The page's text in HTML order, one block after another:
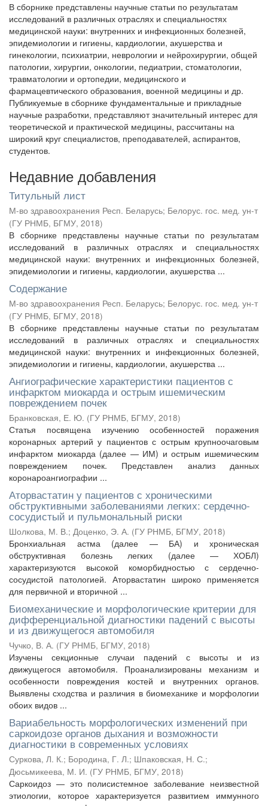
В сборнике представлены научные статьи по результатам
исследований в различных отраслях и специальностях
медицинской науки: внутренних и инфекционных болезней,
эпидемиологии и гигиены, кардиологии, акушерства и
гинекологии, психиатрии, неврологии и нейрохирургии, общей
патологии, хирургии, онкологии, педиатрии, стоматологии,
травматологии и ортопедии, медицинского и
фармацевтического образования, военной медицины и др.
Публикуемые в сборнике фундаментальные и прикладные
научные разработки, представляют значительный интерес для
теоретической и практической медицины, рассчитаны на
широкий круг специалистов, преподавателей, аспирантов,
студентов.
Недавние добавления
Титульный лист
М-во здравоохранения Респ. Беларусь; Белорус. гос. мед. ун-т
(ГУ РНМБ, БГМУ, 2018)
В сборнике представлены научные статьи по результатам
исследований в различных отраслях и специальностях
медицинской науки: внутренних и инфекционных болезней,
эпидемиологии и гигиены, кардиологии, акушерства ...
Содержание
М-во здравоохранения Респ. Беларусь; Белорус. гос. мед. ун-т
(ГУ РНМБ, БГМУ, 2018)
В сборнике представлены научные статьи по результатам
исследований в различных отраслях и специальностях
медицинской науки: внутренних и инфекционных болезней,
эпидемиологии и гигиены, кардиологии, акушерства ...
Ангиографические характеристики пациентов с
инфарктом миокарда и острым ишемическим
повреждением почек
Бранковская, Е. Ю. (ГУ РНМБ, БГМУ, 2018)
Статья посвящена изучению особенностей поражения
коронарных артерий у пациентов с острым крупноочаговым
инфарктом миокарда (далее — ИМ) и острым ишемическим
повреждением почек. Представлен анализ данных
коронароангиографии ...
Аторвастатин у пациентов с хроническими
обструктивными заболеваниями легких: сердечно-
сосудистый и пульмональный риски
Шолкова, М. В.; Доценко, Э. А. (ГУ РНМБ, БГМУ, 2018)
Бронхиальная астма (далее — БА) и хроническая
обструктивная болезнь легких (далее — ХОБЛ)
характеризуются высокой коморбидностью с сердечно-
сосудистой патологией. Аторвастатин широко применяется
для первичной и вторичной ...
Биомеханические и морфологические критерии для
дифференциальной диагностики падений с высоты
и из движущегося автомобиля
Чучко, В. А. (ГУ РНМБ, БГМУ, 2018)
Изучены секционные случаи падений с высоты и из
движущегося автомобиля. Проанализированы механизм и
особенности повреждения костей и внутренних органов.
Выявлены сходства и различия в биомеханике и морфологии
обоих видов ...
Вариабельность морфологических изменений при
саркоидозе органов дыхания и возможности
диагностики в современных условиях
Суркова, Л. К.; Бородина, Г. Л.; Шпаковская, Н. С.;
Дюсьмикеева, М. И. (ГУ РНМБ, БГМУ, 2018)
Саркоидоз — это полисистемное заболевание неизвестной
этиологии, которое характеризуется развитием иммунного